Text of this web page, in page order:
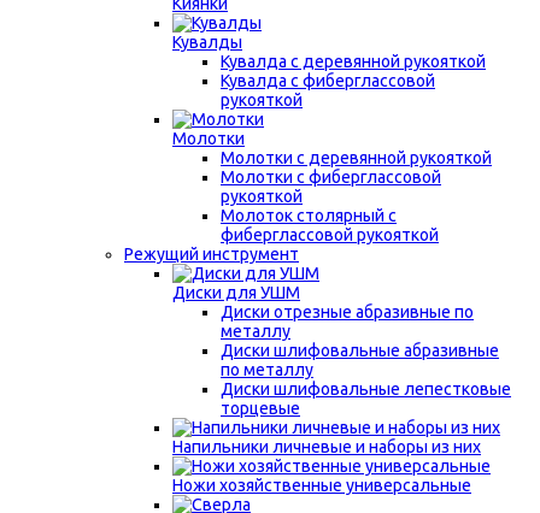
Кувалды
Кувалда с деревянной рукояткой
Кувалда с фиберглассовой
рукояткой
Молотки
Молотки с деревянной рукояткой
Молотки с фиберглассовой
рукояткой
Молоток столярный с
фиберглассовой рукояткой
Режущий инструмент
Диски для УШМ
Диски отрезные абразивные по
металлу
Диски шлифовальные абразивные
по металлу
Диски шлифовальные лепестковые
торцевые
Напильники личневые и наборы из них
Ножи хозяйственные универсальные